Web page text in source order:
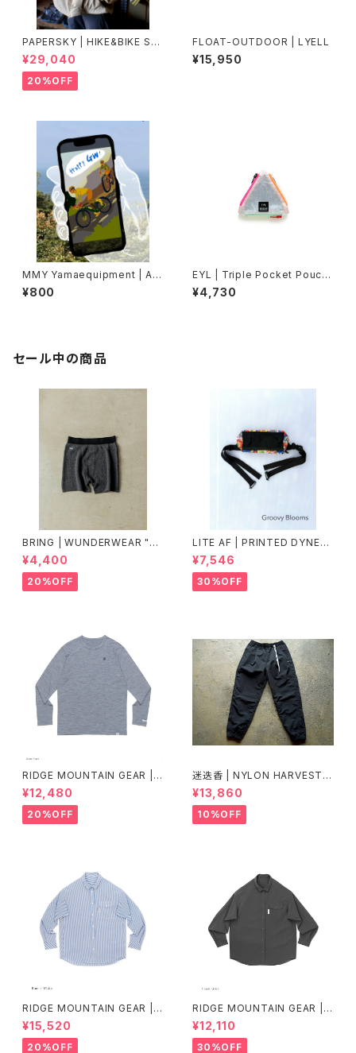
PAPERSKY | HIKE&BIKE SH
ELL
¥29,040
20%OFF
FLOAT-OUTDOOR | LYELL
¥15,950
MMY Yamaequipment | Ani
mated e Card “Custom Me
ssage”
¥800
EYL | Triple Pocket Pouch
【COIN】DCFH
¥4,730
セール中の商品
BRING | WUNDERWEAR "O
NE" 50/50
¥4,400
20%OFF
LITE AF | PRINTED DYNEE
MA FEATHER WEIGHT FAN
NY PACK
¥7,546
30%OFF
RIDGE MOUNTAIN GEAR |
Merino Basic Long Sleeve
Tee "Micro Border"
¥12,480
20%OFF
迷迭香 | NYLON HARVEST T
RAINER Ver.2025 Lot.3
¥13,860
10%OFF
RIDGE MOUNTAIN GEAR | B
asic Long Sleeve Shirt "Str
ipe"
¥15,520
20%OFF
RIDGE MOUNTAIN GEAR | B
asic Long Sleeve Shirt
¥12,110
30%OFF